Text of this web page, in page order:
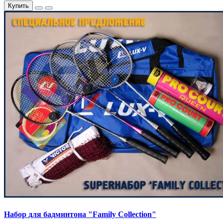
Купить
Набор для бадминтона "Family Collection"